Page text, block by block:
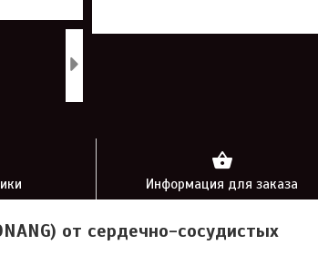
Информация для заказа
от сердечно-сосудистых